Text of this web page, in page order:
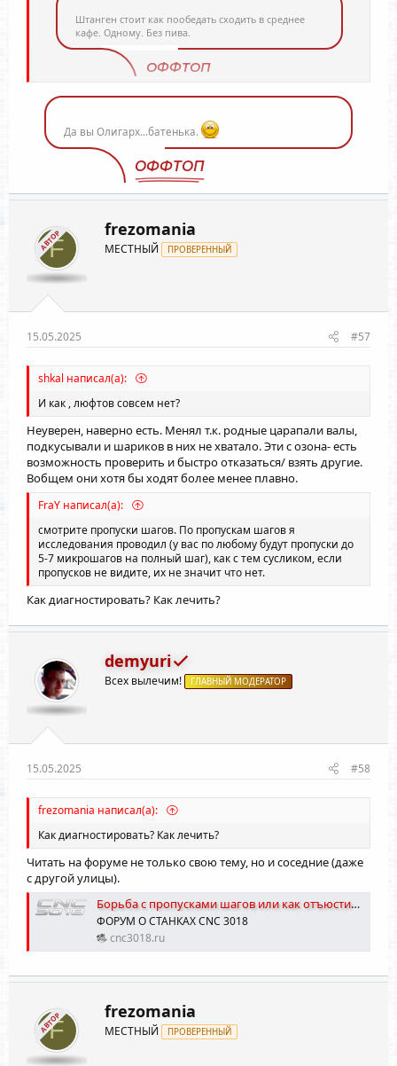
Штанген стоит как пообедать сходить в среднее
кафе. Одному. Без пива.
ОФФТОП
Нажмите для раскрытия...
Да вы Олигарх...батенька.
ОФФТОП
АВТОР
F
frezomania
МЕСТНЫЙ ПРОВЕРЕННЫЙ
15.05.2025 #57
shkal написал(а):
И как , люфтов совсем нет?
Неуверен, наверно есть. Менял т.к. родные царапали валы,
подкусывали и шариков в них не хватало. Эти с озона- есть
возможность проверить и быстро отказаться/ взять другие.
Вобщем они хотя бы ходят более менее плавно.
FraY написал(а):
смотрите пропуски шагов. По пропускам шагов я
исследования проводил (у вас по любому будут пропуски до
5-7 микрошагов на полный шаг), как с тем сусликом, если
пропусков не видите, их не значит что нет.
Как диагностировать? Как лечить?
demyuri
Всех вылечим! ГЛАВНЫЙ МОДЕРАТОР
15.05.2025 #58
frezomania написал(а):
Как диагностировать? Как лечить?
Читать на форуме не только свою тему, но и соседние (даже
с другой улицы).
Борьба с пропусками шагов или как отъюстировать настройки драйвера A4988
ФОРУМ О СТАНКАХ CNC 3018
cnc3018.ru
АВТОР
F
frezomania
МЕСТНЫЙ ПРОВЕРЕННЫЙ